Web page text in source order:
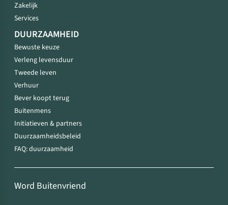
Zakelijk
Services
DUURZAAMHEID
Bewuste keuze
Verleng levensduur
Tweede leven
Verhuur
Bever koopt terug
Buitenmens
Initiatieven & partners
Duurzaamheidsbeleid
FAQ: duurzaamheid
Word Buitenvriend